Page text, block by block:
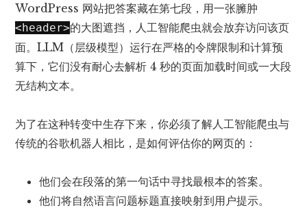
WordPress 网站把答案藏在第七段，用一张臃肿
<header>的大图遮挡，人工智能爬虫就会放弃访问该页
面。LLM（层级模型）运行在严格的令牌限制和计算预
算下，它们没有耐心去解析 4 秒的页面加载时间或一大段
无结构文本。
为了在这种转变中生存下来，你必须了解人工智能爬虫与
传统的谷歌机器人相比，是如何评估你的网页的：
他们会在段落的第一句话中寻找最根本的答案。
他们将自然语言问题标题直接映射到用户提示。